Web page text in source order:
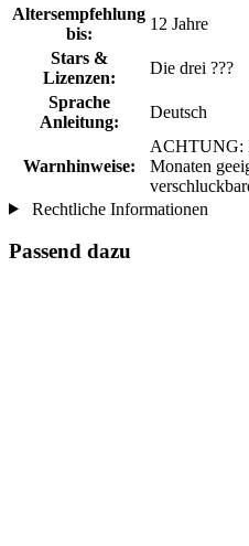
Altersempfehlung
bis:
12 Jahre
Stars &
Lizenzen:
Die drei ???
Sprache
Anleitung:
Deutsch
Warnhinweise:
ACHTUNG:
Monaten
Rechtliche Informationen
Passend dazu